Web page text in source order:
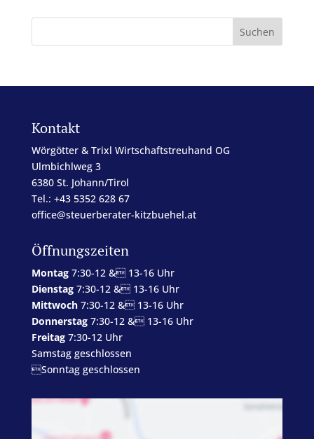
Kontakt
Wörgötter & Trixl Wirtschaftstreuhand OG
Ulmbichlweg 3
6380 St. Johann/Tirol
Tel.: +43 5352 628 67
office@steuerberater-kitzbuehel.at
Öffnungszeiten
Montag7:30-12 & 13-16 Uhr
Dienstag7:30-12 & 13-16 Uhr
Mittwoch7:30-12 & 13-16 Uhr
Donnerstag7:30-12 & 13-16 Uhr
Freitag7:30-12 Uhr
Samstag geschlossen
Sonntag geschlossen